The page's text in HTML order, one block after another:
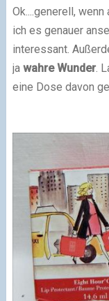
Ok....generell,
ich es genauer
interessant.
ja wahre Wunder.
eine Dose davon